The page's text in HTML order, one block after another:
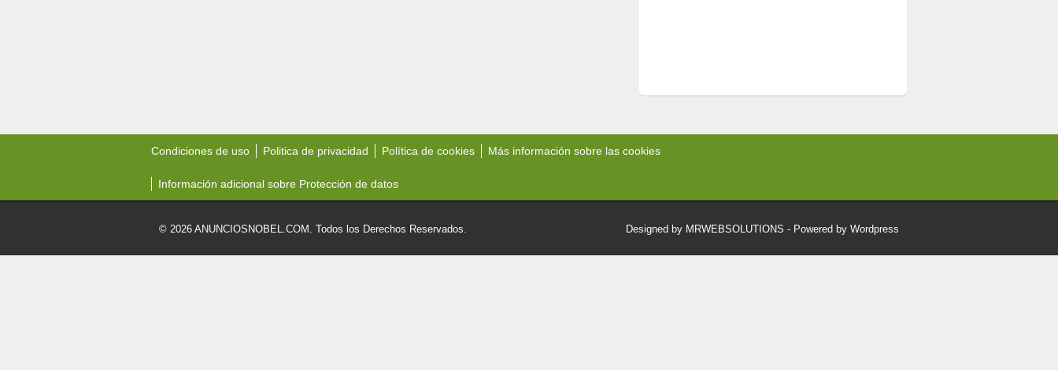
Condiciones de uso Politica de privacidad Política de cookies Más información sobre las cookies
Información adicional sobre Protección de datos
© 2026 ANUNCIOSNOBEL.COM. Todos los Derechos Reservados. Designed by MRWEBSOLUTIONS - Powered by Wordpress